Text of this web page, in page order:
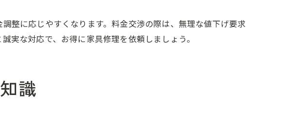
整に応じやすくなります。料金交渉の際は、無理な値下げ要求
実な対応で、お得に家具修理を依頼しましょう。
識